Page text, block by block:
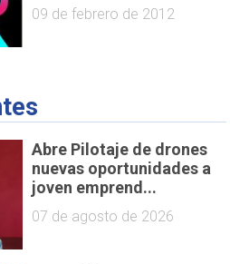
09 de febrero de 2012
Abre Pilotaje de drones
nuevas oportunidades a
joven emprend...
07 de agosto de 2026